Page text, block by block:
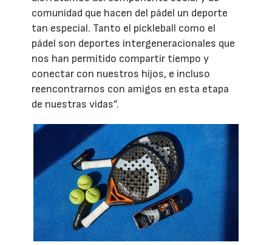
comunidad que hacen del pádel un deporte
tan especial. Tanto el pickleball como el
pádel son deportes intergeneracionales que
nos han permitido compartir tiempo y
conectar con nuestros hijos, e incluso
reencontrarnos con amigos en esta etapa
de nuestras vidas”.